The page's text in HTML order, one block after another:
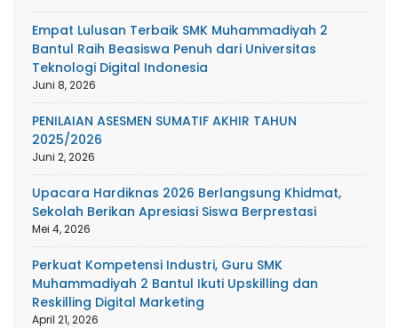
Empat Lulusan Terbaik SMK Muhammadiyah 2
Bantul Raih Beasiswa Penuh dari Universitas
Teknologi Digital Indonesia
Juni 8, 2026
PENILAIAN ASESMEN SUMATIF AKHIR TAHUN
2025/2026
Juni 2, 2026
Upacara Hardiknas 2026 Berlangsung Khidmat,
Sekolah Berikan Apresiasi Siswa Berprestasi
Mei 4, 2026
Perkuat Kompetensi Industri, Guru SMK
Muhammadiyah 2 Bantul Ikuti Upskilling dan
Reskilling Digital Marketing
April 21, 2026